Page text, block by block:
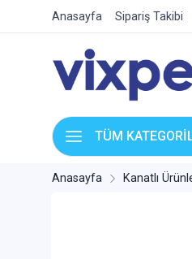
Anasayfa Sipariş Takibi
TÜM
Anasayfa Kanatlı